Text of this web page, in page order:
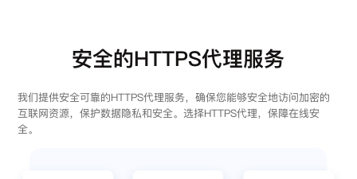
安全的HTTPS代理服务
我们提供安全可靠的HTTPS代理服务，确保您能够安全地访问加密的
互联网资源，保护数据隐私和安全。选择HTTPS代理，保障在线安
全。